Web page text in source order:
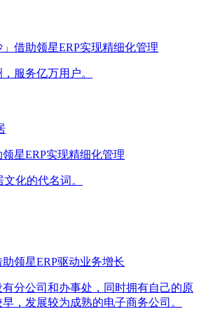
借助领星ERP实现精细化管理
服务亿万用户。
星ERP实现精细化管理
化的代名词。
领星ERP驱动业务增长
分公司和办事处，同时拥有自己的原
，发展较为成熟的电子商务公司。